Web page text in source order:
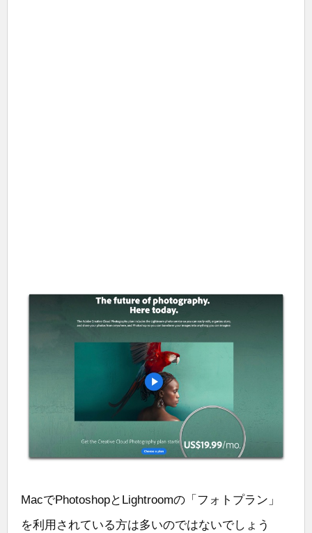
MacでPhotoshopとLightroomの「フォトプラン」
を利用されている方は多いのではないでしょう